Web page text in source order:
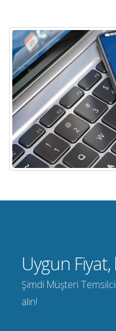
Uygun Fiyat,
Şimdi Müşteri
alın!